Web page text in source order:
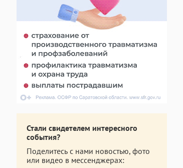
Стали свидетелем интересного
события?
Поделитесь с нами новостью, фото
или видео в мессенджерах: